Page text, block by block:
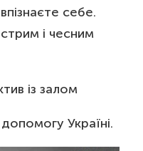
себе.
і чесним
із залом
Україні.